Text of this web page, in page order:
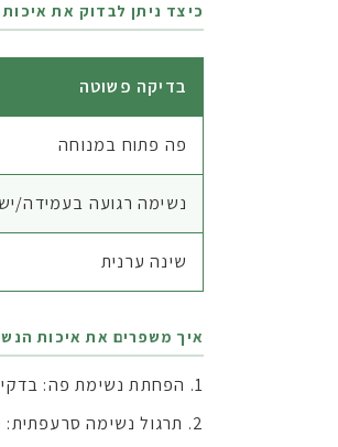
כיצד ניתן לבדוק את
בדיקה פשוטה
פה פתוח במנוחה
נשימה רגועה בעמידה/
שינה ערנית
איך משפרים את איכות
הפחתת נשימת פה:
תרגול נשימה סרעפתית: